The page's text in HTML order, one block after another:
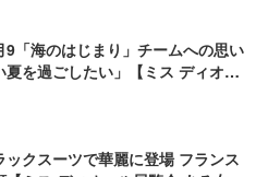
9「海のはじまり」チームへの思い
夏を過ごしたい」【ミス ディオー
ックスーツで華麗に登場 フランス